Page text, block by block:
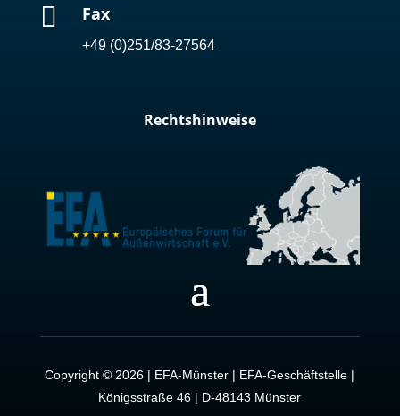
 Fax
+49 (0)251/83-27564
Rechtshinweise
Copyright © 2026 | EFA-Münster | EFA-Geschäftstelle |
Königsstraße 46 | D-48143 Münster